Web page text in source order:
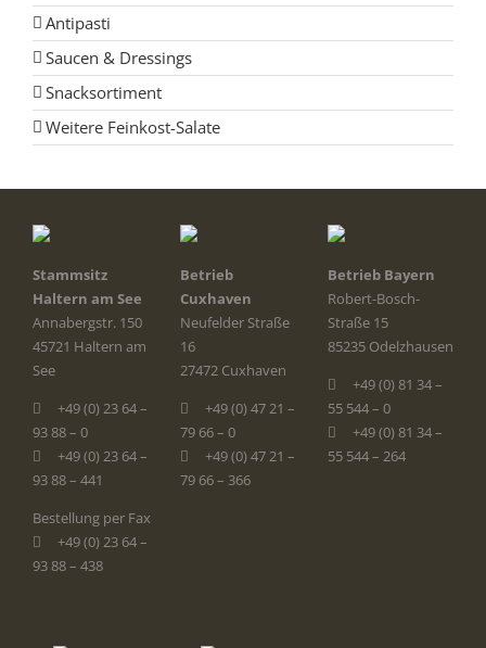
Antipasti
Saucen & Dressings
Snacksortiment
Weitere Feinkost-Salate
Stammsitz
Haltern am See
Annabergstr. 150
45721 Haltern am
See
+49 (0) 23 64 –
93 88 – 0
+49 (0) 23 64 –
93 88 – 441
Bestellung per Fax
+49 (0) 23 64 –
93 88 – 438
Betrieb
Cuxhaven
Neufelder Straße
16
27472 Cuxhaven
+49 (0) 47 21 –
79 66 – 0
+49 (0) 47 21 –
79 66 – 366
Betrieb Bayern
Robert-Bosch-
Straße 15
85235 Odelzhausen
+49 (0) 81 34 –
55 544 – 0
+49 (0) 81 34 –
55 544 – 264